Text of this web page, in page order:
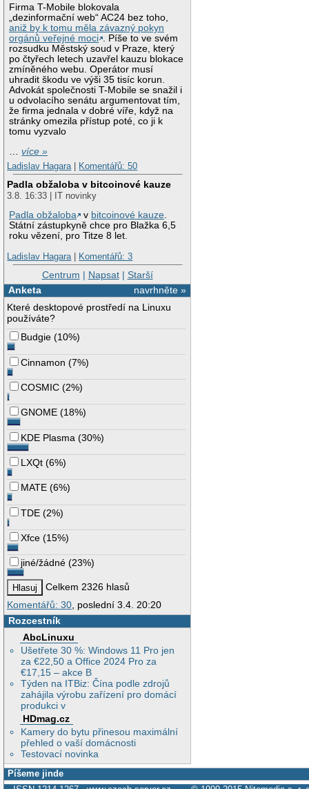
Firma T-Mobile blokovala
„dezinformační web“ AC24 bez toho,
aniž by k tomu měla závazný pokyn
orgánů veřejné moci
. Píše to ve svém
rozsudku Městský soud v Praze, který
po čtyřech letech uzavřel kauzu blokace
zmíněného webu. Operátor musí
uhradit škodu ve výši 35 tisíc korun.
Advokát společnosti T-Mobile se snažil i
u odvolacího senátu argumentovat tím,
že firma jednala v dobré víře, když na
stránky omezila přístup poté, co ji k
tomu vyzvalo
…více »
Ladislav Hagara| Komentářů: 50
Padla obžaloba v bitcoinové kauze
3.8. 16:33 | IT novinky
Padla obžaloba
v bitcoinové kauze.
Státní zástupkyně chce pro Blažka 6,5
roku vězení, pro Titze 8 let.
Ladislav Hagara| Komentářů: 3
Centrum | Napsat| Starší
navrhněte »
Anketa
Které desktopové prostředí na Linuxu
používáte?
Budgie (10%)
Cinnamon (7%)
COSMIC (2%)
GNOME (18%)
KDE Plasma (30%)
LXQt (6%)
MATE (6%)
TDE (2%)
Xfce (15%)
jiné/žádné (23%)
Celkem 2326 hlasů
Komentářů: 30 , poslední 3.4. 20:20
Rozcestník
AbcLinuxu
Ušetřete 30 %: Windows 11 Pro jen
za €22,50 a Office 2024 Pro za
€17,15 – akce B
Týden na ITBiz: Čína podle zdrojů
zahájila výrobu zařízení pro domácí
produkci v
HDmag.cz
Kamery do bytu přinesou maximální
přehled o vaší domácnosti
Testovací novinka
Píšeme jinde